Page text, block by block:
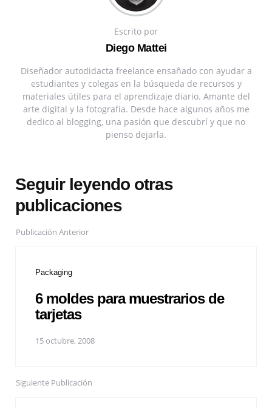
Escrito por
Diego Mattei
Diseñador autodidacta freelance ensañado con ayudar a
estudiantes y colegas en la búsqueda de recursos y
materiales útiles para el aprendizaje diario. Amante del
arte digital y la fotografía. Desde hace algunos años me
dedico al blogging, una pasión que descubrí y que no
pienso dejarla.
Seguir leyendo otras
publicaciones
Publicación Anterior
Packaging
6 moldes para muestrarios de
tarjetas
15 octubre, 2008
Siguiente Publicación